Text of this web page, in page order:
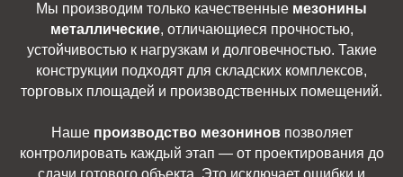
Мы производим только качественные мезонины
металлические, отличающиеся прочностью,
устойчивостью к нагрузкам и долговечностью. Такие
конструкции подходят для складских комплексов,
торговых площадей и производственных помещений.
Наше производство мезониновпозволяет
контролировать каждый этап — от проектирования до
сдачи готового объекта. Это исключает ошибки и